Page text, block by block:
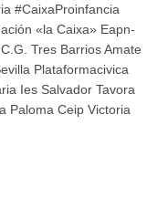
#CaixaProinfancia
«la Caixa» Eapn-
Tres Barrios Amate
Plataformacivica
Ies Salvador Tavora
Paloma Ceip Victoria